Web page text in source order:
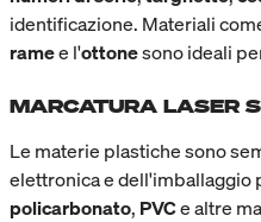
identificazione. Materiali
ramee l'ottonesono ideali
MARCATURA LASER
Le materie plastiche sono
elettronica e dell'imballaggio
policarbonato, PVCe altre